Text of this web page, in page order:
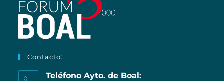
Contacto:
Teléfono Ayto. de Boal: